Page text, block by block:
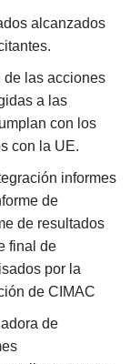
alcanzados
de las acciones
a las
con los
con la UE.
informes
de
de resultados
final de
por la
de CIMAC
de